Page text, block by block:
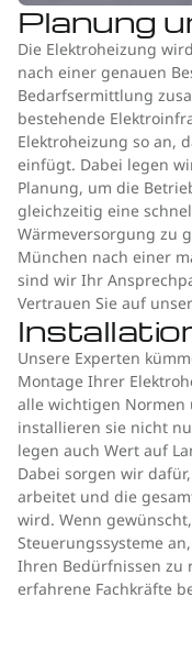
Planung
Die Elektroheizung
nach einer genauen
Bedarfsermittlung
bestehende
Elektroheizung so an,
einfügt. Dabei legen
Planung, um die
gleichzeitig eine
Wärmeversorgung zu
München nach einer
sind wir Ihr
Vertrauen Sie auf
Unsere Experten
Montage Ihrer
alle wichtigen Normen
installieren sie nicht
legen auch Wert auf
Dabei sorgen wir
arbeitet und die
wird. Wenn
Steuerungssysteme
Ihren Bedürfnissen zu
erfahrene Fachkräfte